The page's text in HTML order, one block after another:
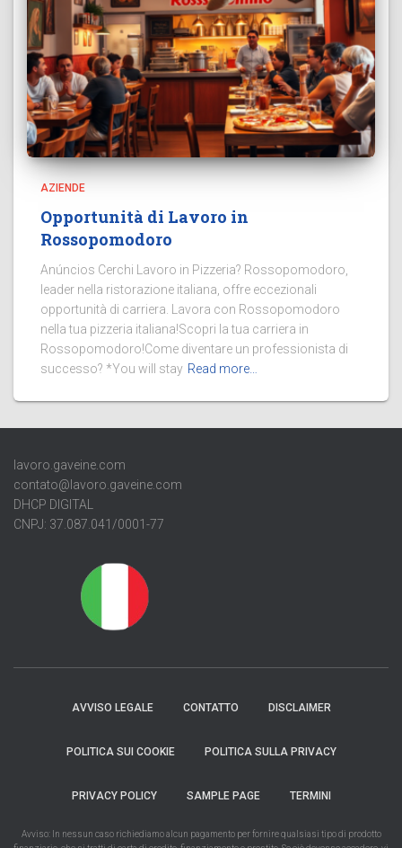
AZIENDE
Opportunità di Lavoro in
Rossopomodoro
Anúncios Cerchi Lavoro in Pizzeria? Rossopomodoro,
leader nella ristorazione italiana, offre eccezionali
opportunità di carriera. Lavora con Rossopomodoro
nella tua pizzeria italiana!Scopri la tua carriera in
Rossopomodoro!Come diventare un professionista di
successo? *You will stay Read more…
lavoro.gaveine.com
contato@lavoro.gaveine.com
DHCP DIGITAL
CNPJ: 37.087.041/0001-77
AVVISO LEGALE CONTATTO DISCLAIMER
POLITICA SUI COOKIE POLITICA SULLA PRIVACY
PRIVACY POLICY SAMPLE PAGE TERMINI
Avviso: In nessun caso richiediamo alcun pagamento per fornire qualsiasi tipo di prodotto